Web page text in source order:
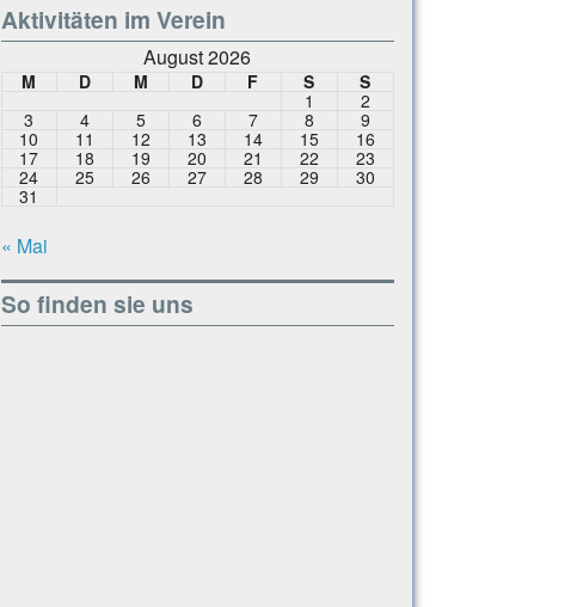
Aktivitäten im Verein
August 2026
M D M D F S
S
1
2
3
4 5 6 7 8
9
10
11 12 13 14 15
16
17
18 19 20 21 22
23
24
25 26 27 28 29
30
31
« Mai
So finden sie uns